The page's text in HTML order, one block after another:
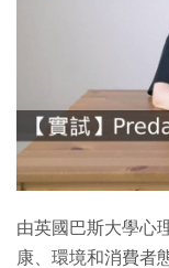
由英國巴斯大學心
康、環境和消費者